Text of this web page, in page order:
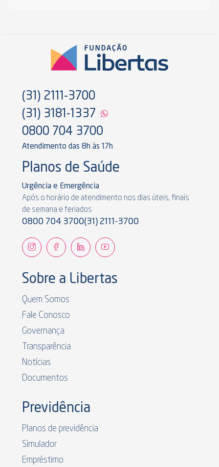
(31) 2111-3700
(31) 3181-1337
0800 704 3700
Atendimento das 8h às 17h
Planos de Saúde
Urgência e Emergência
Após o horário de atendimento nos dias úteis, finais
de semana e feriados
0800 704 3700(31) 2111-3700
Sobre a Libertas
Quem Somos
Fale Conosco
Governança
Transparência
Notícias
Documentos
Previdência
Planos de previdência
Simulador
Empréstimo